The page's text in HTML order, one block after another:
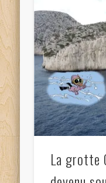
La grotte